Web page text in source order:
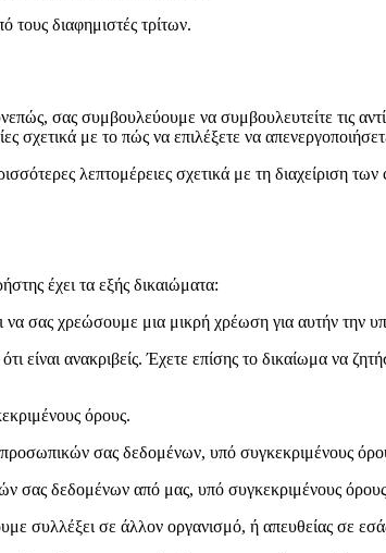
διαφημιστές τρίτων.
σας συμβουλεύουμε να συμβουλευτείτε τις
σχετικά με το πώς να επιλέξετε να
λεπτομέρειες σχετικά με τη διαχείριση
έχει τα εξής δικαιώματα:
σας χρεώσουμε μια μικρή χρέωση για αυτήν την
είναι ανακριβείς. Έχετε επίσης το δικαίωμα να
όρους.
προσωπικών σας δεδομένων, υπό συγκεκριμένους
σας δεδομένων από μας, υπό συγκεκριμένους
συλλέξει σε άλλον οργανισμό, ή απευθείας σε